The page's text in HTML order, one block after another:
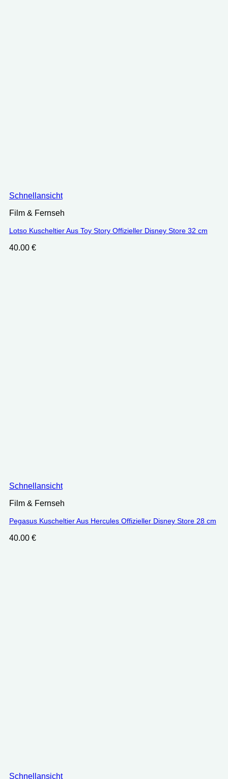
Schnellansicht
Film & Fernseh
Lotso Kuscheltier Aus Toy Story Offizieller Disney Store 32 cm
40.00 €
Schnellansicht
Film & Fernseh
Pegasus Kuscheltier Aus Hercules Offizieller Disney Store 28 cm
40.00 €
Schnellansicht